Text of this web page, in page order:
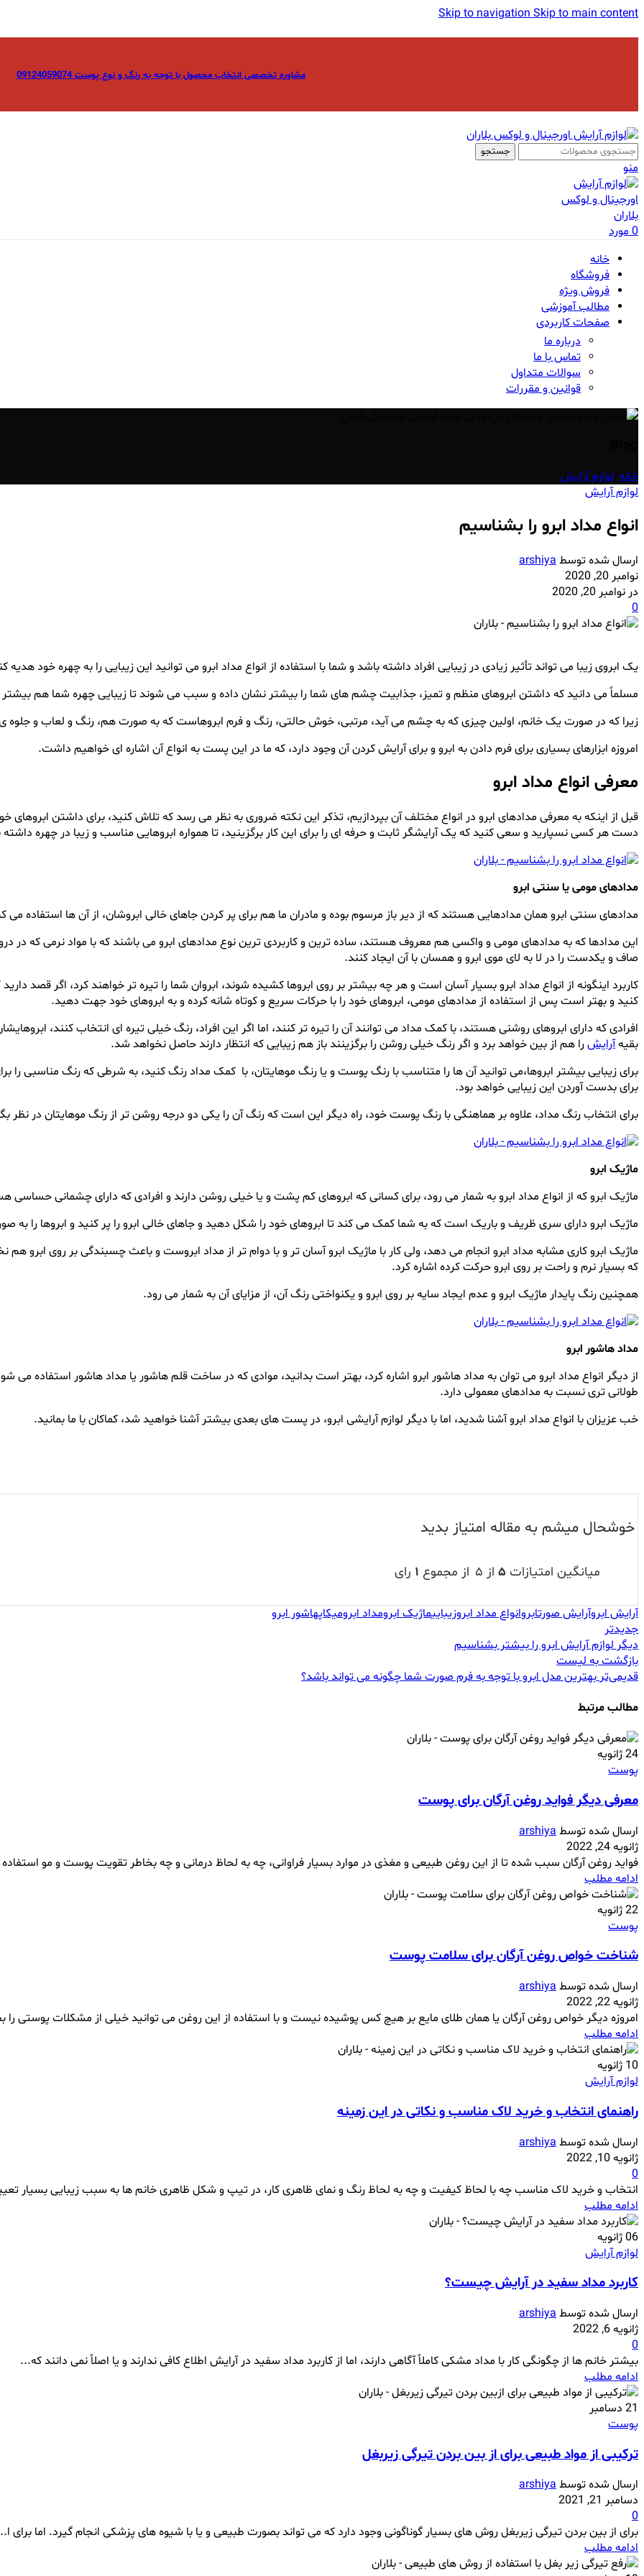
Skip to navigationSkip to main content
مشاوره تخصصی انتخاب محصول با توجه به رنگ و نوع پوست 09124059074
جستجو
منو
0مورد
خانه
فروشگاه
فروش ویژه
مطالب آموزشی
صفحات کاربردی
درباره ما
تماس با ما
سوالات متداول
قوانین و مقررات
خانه لوازم آرایش
لوازم آرایش
انواع مداد ابرو را بشناسیم
ارسال شده توسطarshiya
نوامبر 20, 2020
در نوامبر 20, 2020
0
یک ابروی زیبا می تواند تأثیر زیادی در زیبایی افراد داشته باشد و شما با استفاده از انواع مداد ابرو می توانید این زیبایی را به چهره خود هدیه
مسلماً می دانید که داشتن ابروهای منظم و تمیز، جذابیت چشم های شما را بیشتر نشان داده و سبب می شوند تا زیبایی چهره شما هم
زیرا که در صورت یک خانم، اولین چیزی که به چشم می آید، مرتبی، خوش حالتی، رنگ و فرم ابروهاست که به صورت هم، رنگ و لعاب و
امروزه ابزارهای بسیاری برای فرم دادن به ابرو و برای آرایش کردن آن وجود دارد، که ما در این پست به انواع آن اشاره ای خواهیم داشت.
معرفی انواع مداد ابرو
قبل از اینکه به معرفی مدادهای ابرو در انواع مختلف آن بپردازیم، تذکر این نکته ضروری به نظر می رسد که تلاش کنید، برای داشتن ابروهای
دست هر کسی نسپارید و سعی کنید که یک آرایشگر ثابت و حرفه ای را برای این کار برگزینید، تا همواره ابروهایی مناسب و زیبا در چهره
مدادهای مومی یا سنتی ابرو
مدادهای سنتی ابرو همان مدادهایی هستند که از دیر باز مرسوم بوده و مادران ما هم برای پر کردن جاهای خالی ابروشان، از آن ها استفاده
این مدادها که به مدادهای مومی و واکسی هم معروف هستند، ساده ترین و کاربردی ترین نوع مدادهای ابرو می باشند که با مواد نرمی که در
صاف و یکدست را در لا به لای موی ابرو و همسان با آن ایجاد کنند.
کاربرد اینگونه از انواع مداد ابرو بسیار آسان است و هر چه بیشتر بر روی ابروها کشیده شوند، ابروان شما را تیره تر خواهند کرد، اگر قصد
کنید و بهتر است پس از استفاده از مدادهای مومی، ابروهای خود را با حرکات سریع و کوتاه شانه کرده و به ابروهای خود جهت دهید.
افرادی که دارای ابروهای روشنی هستند، با کمک مداد می توانند آن را تیره تر کنند، اما اگر این افراد، رنگ خیلی تیره ای انتخاب کنند،
بقیهآرایشرا هم از بین خواهد برد و اگر رنگ خیلی روشن را برگزینند باز هم زیبایی که انتظار دارند حاصل نخواهد شد.
برای زیبایی بیشتر ابروها،می توانید آن ها را متناسب با رنگ پوست و یا رنگ موهایتان، با کمک مداد رنگ کنید، به شرطی که رنگ مناسبی را
برای بدست آوردن این زیبایی خواهد بود.
برای انتخاب رنگ مداد، علاوه بر هماهنگی با رنگ پوست خود، راه دیگر این است که رنگ آن را یکی دو درجه روشن تر از رنگ موهایتان در نظر
ماژیک ابرو
ماژیک ابرو که از انواع مداد ابرو به شمار می رود، برای کسانی که ابروهای کم پشت و یا خیلی روشن دارند و افرادی که دارای چشمانی
ماژیک ابرو دارای سری ظریف و باریک است که به شما کمک می کند تا ابروهای خود را شکل دهید و جاهای خالی ابرو را پر کنید و ابروها را به
ماژیک ابرو کاری مشابه مداد ابرو انجام می دهد، ولی کار با ماژیک ابرو آسان تر و با دوام تر از مداد ابروست و باعث چسبندگی بر روی ابرو
که بسیار نرم و راحت بر روی ابرو حرکت کرده اشاره کرد.
همچنین رنگ پایدار ماژیک ابرو و عدم ایجاد سایه بر روی ابرو و یکنواختی رنگ آن، از مزایای آن به شمار می رود.
مداد هاشور ابرو
از دیگر انواع مداد ابرو می توان به مداد هاشور ابرو اشاره کرد، بهتر است بدانید، موادی که در ساخت قلم هاشور یا مداد هاشور استفاده می
طولانی تری نسبت به مدادهای معمولی دارد.
خب عزیزان با انواع مداد ابرو آشنا شدید، اما با دیگر لوازم آرایشی ابرو، در پست های بعدی بیشتر آشنا خواهید شد، کماکان با ما بمانید.
خوشحال میشم به مقاله امتیاز بدید
میانگین امتیازات ۵ از ۵ از مجموع ۱ رای
آرایش ابروآرایش صورتابروانواع مداد ابروزیباییماژیک ابرومداد ابرومیکاپهاشور ابرو
جدیدتر
دیگر لوازم آرایش ابرو را بیشتر بشناسیم
بازگشت به لیست
قدیمی‌تر بهترین مدل ابرو با توجه به فرم صورت شما چگونه می تواند باشد؟
مطالب مرتبط
24ژانویه
پوست
معرفی دیگر فواید روغن آرگان برای پوست
ارسال شده توسطarshiya
ژانویه 24, 2022
فواید روغن آرگان سبب شده تا از این روغن طبیعی و مغذی در موارد بسیار فراوانی، چه به لحاظ درمانی و چه بخاطر تقویت پوست و مو
ادامه مطلب
22ژانویه
پوست
شناخت خواص روغن آرگان برای سلامت پوست
ارسال شده توسطarshiya
ژانویه 22, 2022
امروزه دیگر خواص روغن آرگان یا همان طلای مایع بر هیچ کس پوشیده نیست و با استفاده از این روغن می توانید خیلی از مشکلات پوستی را
ادامه مطلب
10 ژانویه
لوازم آرایش
راهنمای انتخاب و خرید لاک مناسب و نکاتی در این زمینه
ارسال شده توسطarshiya
ژانویه 10, 2022
0
انتخاب و خرید لاک مناسب چه با لحاظ کیفیت و چه به لحاظ رنگ و نمای ظاهری کار، در تیپ و شکل ظاهری خانم ها به سبب زیبایی بسیار
ادامه مطلب
06ژانویه
لوازم آرایش
کاربرد مداد سفید در آرایش چیست؟
ارسال شده توسطarshiya
ژانویه 6, 2022
0
بیشتر خانم ها از چگونگی کار با مداد مشکی کاملاً آگاهی دارند، اما از کاربرد مداد سفید در آرایش اطلاع کافی ندارند و یا اصلاً نمی دانند که...
ادامه مطلب
21 دسامبر
پوست
ترکیبی از مواد طبیعی برای از بین بردن تیرگی زیربغل
ارسال شده توسطarshiya
دسامبر 21, 2021
0
برای از بین بردن تیرگی زیربغل روش های بسیار گوناگونی وجود دارد که می تواند بصورت طبیعی و یا با شیوه های پزشکی انجام گیرد. اما برای
ادامه مطلب